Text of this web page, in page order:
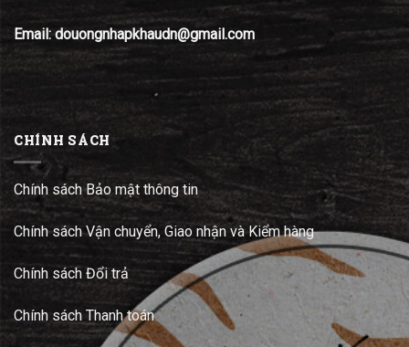
Email: douongnhapkhaudn@gmail.com
CHÍNH SÁCH
Chính sách Bảo mật thông tin
Chính sách Vận chuyển, Giao nhận và Kiểm hàng
Chính sách Đổi trả
Chính sách Thanh toán